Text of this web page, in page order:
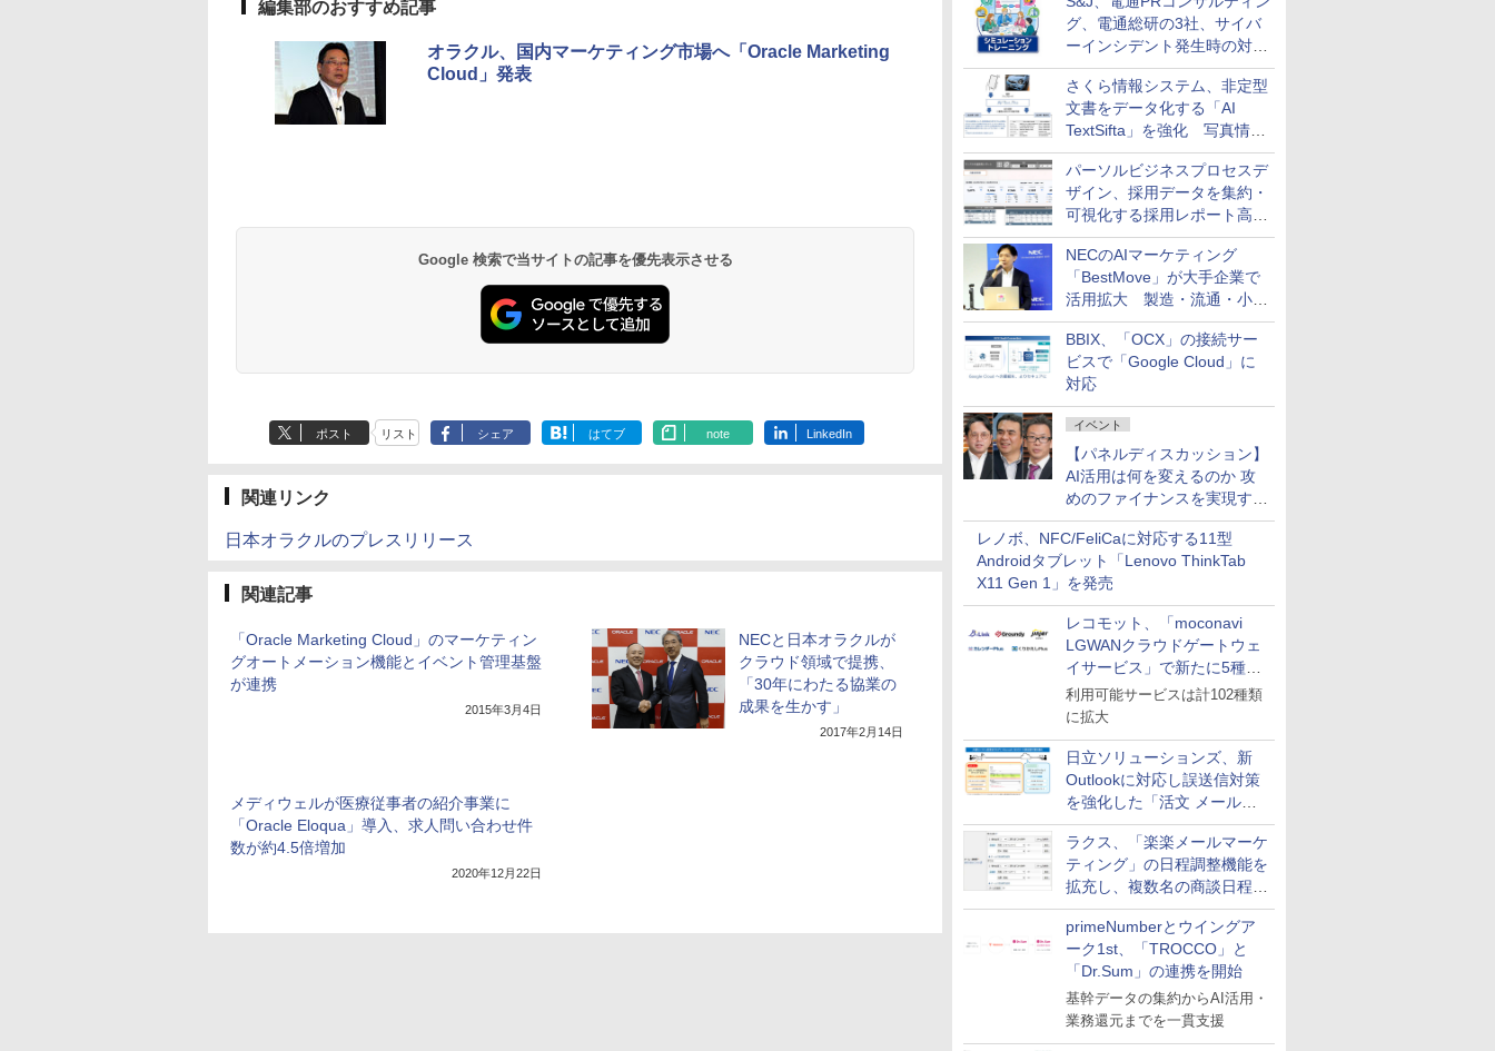
グ、電通総研の3社、サイバ
ーインシデント発生時の対応
と危機管理広報を一体的に訓
練するプログラムを提供
さくら情報システム、非定型
文書をデータ化する「AI
TextSifta」を強化 写真情報
のデータ化などに対応
パーソルビジネスプロセスデ
ザイン、採用データを集約・
可視化する採用レポート高速
化サービスを提供
NECのAIマーケティング
「BestMove」が大手企業で
活用拡大 製造・流通・小売
企業・広告代理店などが実装
フェーズへ
BBIX、「OCX」の接続サー
ビスで「Google Cloud」に
対応
イベント
【パネルディスカッション】
AI活用は何を変えるのか 攻
めのファイナンスを実現する
業務設計とマインドセット変
革
レノボ、NFC/FeliCaに対応する11型
Androidタブレット「Lenovo ThinkTab
X11 Gen 1」を発売
レコモット、「moconavi
LGWANクラウドゲートウェ
イサービス」で新たに5種類
のサービスと連携開始
利用可能サービスは計102種類
に拡大
日立ソリューションズ、新
Outlookに対応し誤送信対策
を強化した「活文 メール誤
送信防止アドインサービス」
を提供
ラクス、「楽楽メールマーケ
ティング」の日程調整機能を
拡充し、複数名の商談日程調
整を効率化
primeNumberとウイングア
ーク1st、「TROCCO」と
「Dr.Sum」の連携を開始
基幹データの集約からAI活用・
業務還元までを一貫支援
編集部のおすすめ記事
オラクル、国内マーケティング市場へ「Oracle Marketing
Cloud」発表
Google 検索で当サイトの記事を優先表示させる
ポスト リスト シェア はてブ note LinkedIn
関連リンク
日本オラクルのプレスリリース
関連記事
「Oracle Marketing Cloud」のマーケティン
グオートメーション機能とイベント管理基盤
が連携
2015年3月4日
NECと日本オラクルが
クラウド領域で提携、
「30年にわたる協業の
成果を生かす」
2017年2月14日
メディウェルが医療従事者の紹介事業に
「Oracle Eloqua」導入、求人問い合わせ件
数が約4.5倍増加
2020年12月22日